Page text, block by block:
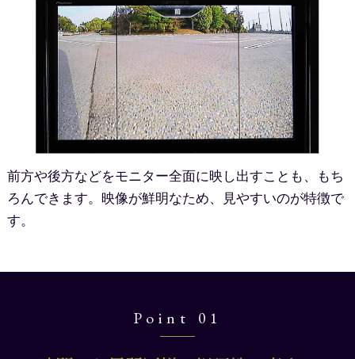
前方や後方などをモニター全面に映し出すことも、もち
ろんできます。映像が鮮明なため、見やすいのが特徴で
す。
Point 01